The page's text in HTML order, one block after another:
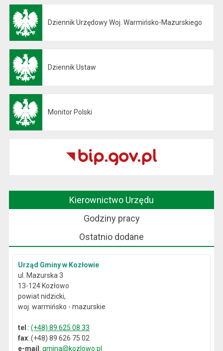
Dziennik Urzędowy Woj. Warmińsko-Mazurskiego
Dziennik Ustaw
Monitor Polski
Kierownictwo Urzędu
Godziny pracy
Ostatnio dodane
Urząd Gminy w Kozłowie
ul. Mazurska 3
13-124 Kozłowo
powiat nidzicki,
woj. warmińsko - mazurskie
tel .:(+48) 89 625 08 33
fax: (+48) 89 626 75 02
e-mail:gmina@kozlowo.pl